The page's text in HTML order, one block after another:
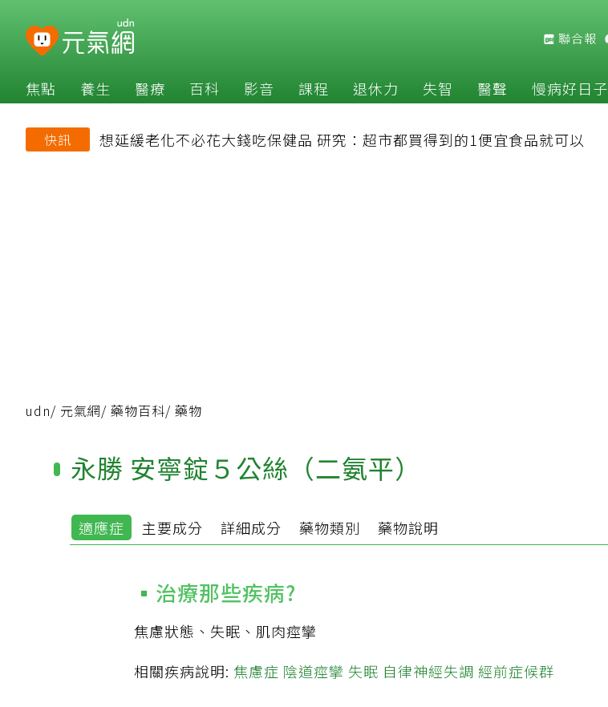
聯合報
焦點 養生 醫療 百科 影音 課程 退休力 失智 醫聲 慢病好日子
快訊 想延緩老化不必花大錢吃保健品 研究：超市都買得到的1便宜食品就可以
udn/ 元氣網/ 藥物百科/ 藥物
永勝 安寧錠５公絲（二氨平）
適應症 主要成分 詳細成分 藥物類別 藥物說明
治療那些疾病?
焦慮狀態、失眠、肌肉痙攣
相關疾病說明: 焦慮症 陰道痙攣 失眠 自律神經失調 經前症候群